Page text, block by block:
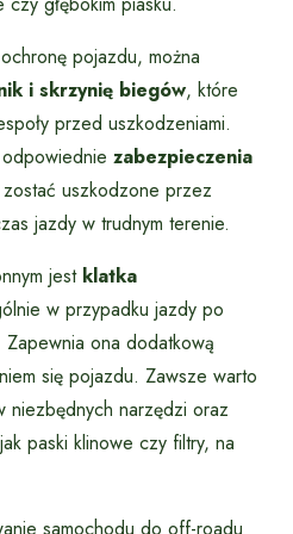
pojazdu, można
i skrzynię biegów, które
przed uszkodzeniami.
zabezpieczenia
uszkodzone przez
jazdy w trudnym terenie.
jest klatka
w przypadku jazdy po
ona dodatkową
się pojazdu. Zawsze warto
niezbędnych narzędzi oraz
paski klinowe czy filtry, na